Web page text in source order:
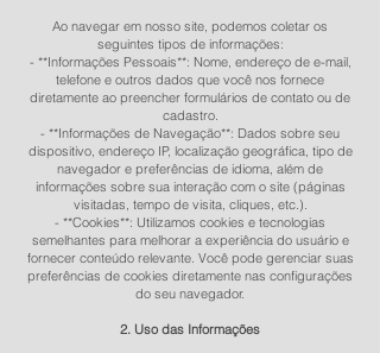
Ao navegar em nosso site, podemos coletar os
seguintes tipos de informações:
- **Informações Pessoais**: Nome, endereço de e-mail,
telefone e outros dados que você nos fornece
diretamente ao preencher formulários de contato ou de
cadastro.
- **Informações de Navegação**: Dados sobre seu
dispositivo, endereço IP, localização geográfica, tipo de
navegador e preferências de idioma, além de
informações sobre sua interação com o site (páginas
visitadas, tempo de visita, cliques, etc.).
- **Cookies**: Utilizamos cookies e tecnologias
semelhantes para melhorar a experiência do usuário e
fornecer conteúdo relevante. Você pode gerenciar suas
preferências de cookies diretamente nas configurações
do seu navegador.
2. Uso das Informações